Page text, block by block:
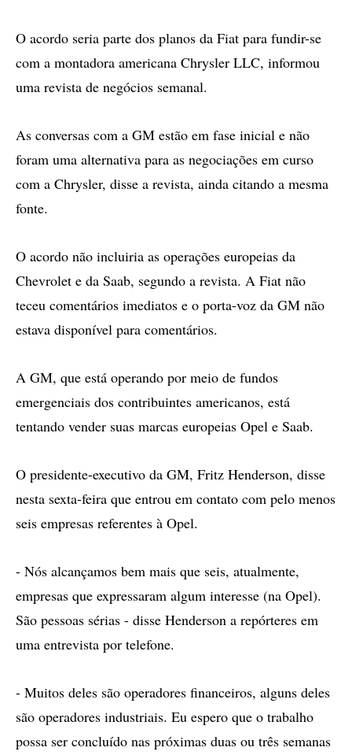
O acordo seria parte dos planos da Fiat para fundir-se
com a montadora americana Chrysler LLC, informou
uma revista de negócios semanal.
As conversas com a GM estão em fase inicial e não
foram uma alternativa para as negociações em curso
com a Chrysler, disse a revista, ainda citando a mesma
fonte.
O acordo não incluiria as operações europeias da
Chevrolet e da Saab, segundo a revista. A Fiat não
teceu comentários imediatos e o porta-voz da GM não
estava disponível para comentários.
A GM, que está operando por meio de fundos
emergenciais dos contribuintes americanos, está
tentando vender suas marcas europeias Opel e Saab.
O presidente-executivo da GM, Fritz Henderson, disse
nesta sexta-feira que entrou em contato com pelo menos
seis empresas referentes à Opel.
- Nós alcançamos bem mais que seis, atualmente,
empresas que expressaram algum interesse (na Opel).
São pessoas sérias - disse Henderson a repórteres em
uma entrevista por telefone.
- Muitos deles são operadores financeiros, alguns deles
são operadores industriais. Eu espero que o trabalho
possa ser concluído nas próximas duas ou três semanas